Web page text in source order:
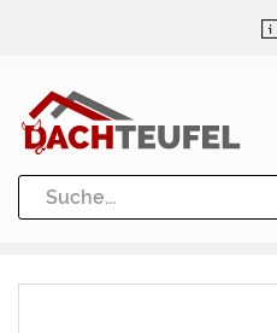
Dachrinne und Fallrohre
Werkzeuge und Löttechnik